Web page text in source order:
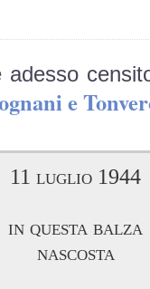
adesso
e
11 luglio 1944
in questa balza
nascosta